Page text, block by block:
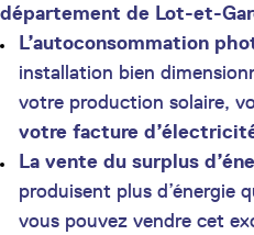
département de Lot-et-
L’autoconsommation
installation bien
votre production solaire,
votre facture
La vente du surplus
produisent plus d’énergie
vous pouvez vendre cet